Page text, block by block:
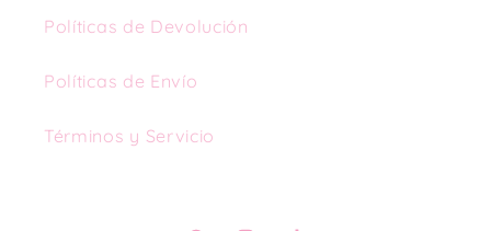
Políticas de Devolución
Políticas de Envío
Términos y Servicio